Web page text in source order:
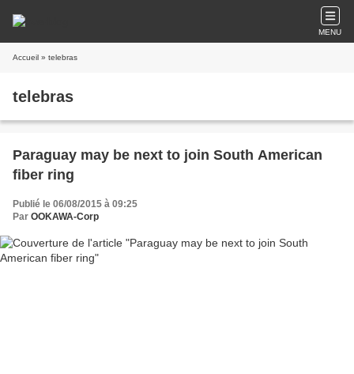
MENU
Accueil » telebras
telebras
Paraguay may be next to join South American
fiber ring
Publié le 06/08/2015 à 09:25
Par OOKAWA-Corp